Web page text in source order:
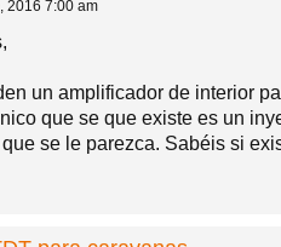
2016 7:00 am
un amplificador de interior
que se que existe es un
se le parezca. Sabéis si